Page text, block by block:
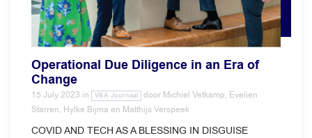
Operational Due Diligence in an Era of
Change
15 July 2023 in VBA Journaal door Michiel Vetkamp, Evelien
Starren, Hylke Bijma en Matthijs Verspeek
COVID AND TECH AS A BLESSING IN DISGUISE